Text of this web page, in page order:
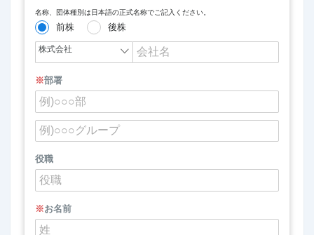
名称、団体種別は日本語の正式名称でご記入ください。
前株 後株
※部署
役職
※お名前